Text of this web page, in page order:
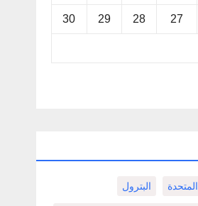
27
28
29
30
البترول